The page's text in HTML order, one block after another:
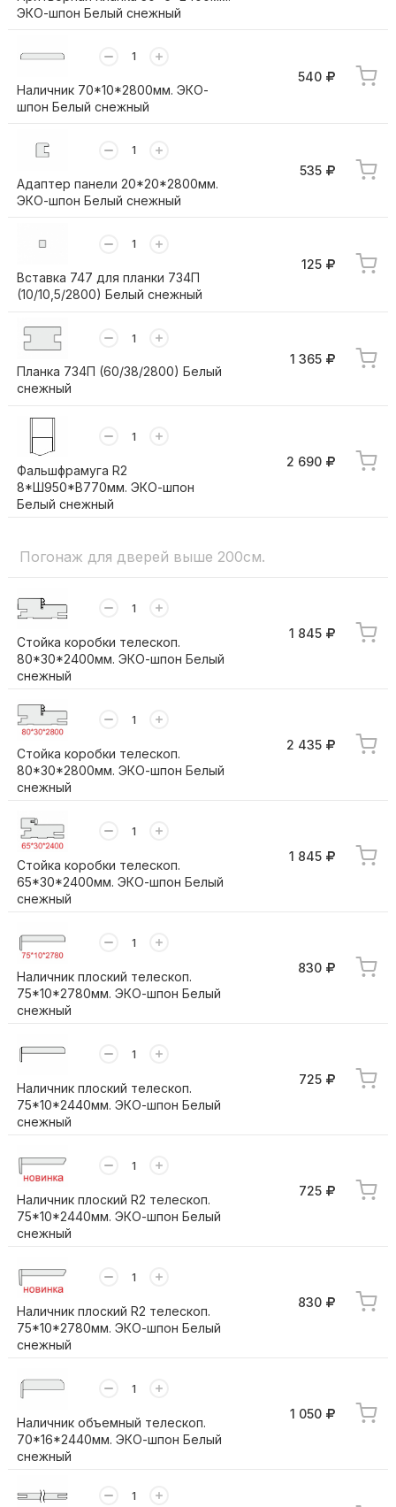
ЭКО-шпон Белый снежный
Наличник 70*10*2800мм. ЭКО-
шпон Белый снежный
540
Адаптер панели 20*20*2800мм.
ЭКО-шпон Белый снежный
535
Вставка 747 для планки 734П
(10/10,5/2800) Белый снежный
125
Планка 734П (60/38/2800) Белый
снежный
1 365
Фальшфрамуга R2
8*Ш950*В770мм. ЭКО-шпон
Белый снежный
2 690
Погонаж для дверей выше 200см.
Стойка коробки телескоп.
80*30*2400мм. ЭКО-шпон Белый
снежный
1 845
Стойка коробки телескоп.
80*30*2800мм. ЭКО-шпон Белый
снежный
2 435
Стойка коробки телескоп.
65*30*2400мм. ЭКО-шпон Белый
снежный
1 845
Наличник плоский телескоп.
75*10*2780мм. ЭКО-шпон Белый
снежный
830
Наличник плоский телескоп.
75*10*2440мм. ЭКО-шпон Белый
снежный
725
Наличник плоский R2 телескоп.
75*10*2440мм. ЭКО-шпон Белый
снежный
725
Наличник плоский R2 телескоп.
75*10*2780мм. ЭКО-шпон Белый
снежный
830
Наличник объемный телескоп.
70*16*2440мм. ЭКО-шпон Белый
снежный
1 050